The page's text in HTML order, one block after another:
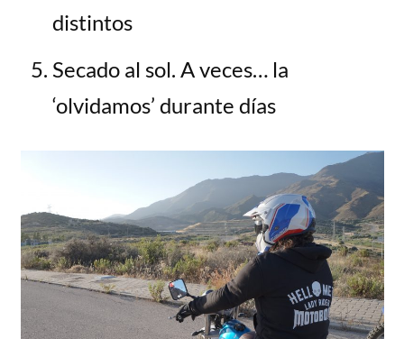
distintos
Secado al sol. A veces… la
‘olvidamos’ durante días